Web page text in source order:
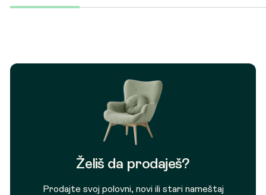
Želiš da prodaješ?
Prodajte svoj polovni, novi ili stari nameštaj